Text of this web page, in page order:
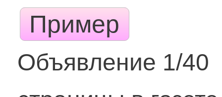
Пример
Объявление 1/40